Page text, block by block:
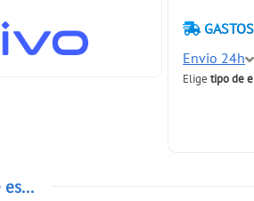
Envio 24h
Eligetipo de